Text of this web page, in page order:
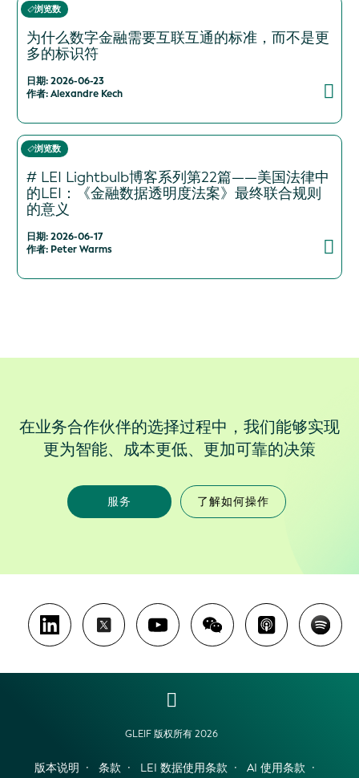
浏览数
为什么数字金融需要互联互通的标准，而不是更
多的标识符
日期: 2026-06-23
作者: Alexandre Kech
浏览数
# LEI Lightbulb博客系列第22篇——美国法律中
的LEI：《金融数据透明度法案》最终联合规则
的意义
日期: 2026-06-17
作者: Peter Warms
在业务合作伙伴的选择过程中，我们能够实现
更为智能、成本更低、更加可靠的决策
服务 了解如何操作
GLEIF 版权所有 2026
版本说明 条款 LEI 数据使用条款 AI 使用条款